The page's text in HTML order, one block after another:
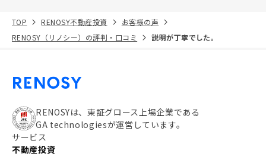
TOP RENOSY不動産投資
お客様の声
RENOSY（リノシー）の評判・口コミ
説明が丁寧でした。
RENOSYは、東証グロース上場企業である
GA technologiesが運営しています。
サービス
不動産投資